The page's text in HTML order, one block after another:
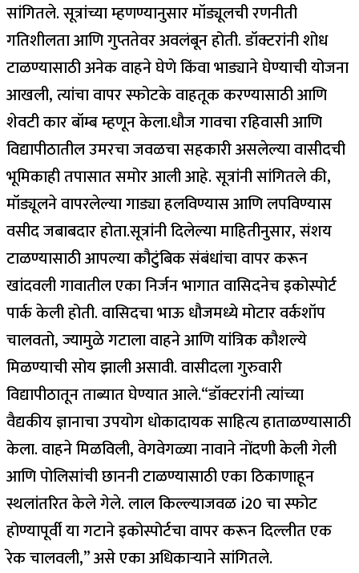
सांगितले. सूत्रांच्या म्हणण्यानुसार मॉड्यूलची रणनीती
गतिशीलता आणि गुप्ततेवर अवलंबून होती.डॉक्टरांनी शोध
टाळण्यासाठी अनेक वाहने घेणे किंवा भाड्याने घेण्याची योजना
आखली, त्यांचा वापर स्फोटके वाहतूक करण्यासाठी आणि
शेवटी कार बॉम्ब म्हणून केला.धौज गावचा रहिवासी आणि
विद्यापीठातील उमरचा जवळचा सहकारी असलेल्या वासीदची
भूमिकाही तपासात समोर आली आहे.सूत्रांनी सांगितले की,
मॉड्यूलने वापरलेल्या गाड्या हलविण्यास आणि लपविण्यास
वसीद जबाबदार होता.सूत्रांनी दिलेल्या माहितीनुसार, संशय
टाळण्यासाठी आपल्या कौटुंबिक संबंधांचा वापर करून
खांदवली गावातील एका निर्जन भागात वासिदनेच इकोस्पोर्ट
पार्क केली होती. वासिदचा भाऊ धौजमध्ये मोटार वर्कशॉप
चालवतो, ज्यामुळे गटाला वाहने आणि यांत्रिक कौशल्ये
मिळण्याची सोय झाली असावी. वासीदला गुरुवारी
विद्यापीठातून ताब्यात घेण्यात आले.“डॉक्टरांनी त्यांच्या
वैद्यकीय ज्ञानाचा उपयोग धोकादायक साहित्य हाताळण्यासाठी
केला. वाहने मिळविली, वेगवेगळ्या नावाने नोंदणी केली गेली
आणि पोलिसांची छाननी टाळण्यासाठी एका ठिकाणाहून
स्थलांतरित केले गेले. लाल किल्ल्याजवळ i20 चा स्फोट
होण्यापूर्वी या गटाने इकोस्पोर्टचा वापर करून दिल्लीत एक
रेक चालवली,” असे एका अधिकाऱ्याने सांगितले.